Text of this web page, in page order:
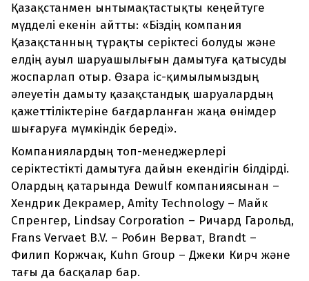
Қазақстанмен ынтымақтастықты кеңейтуге
мүдделі екенін айтты: «Біздің компания
Қазақстанның тұрақты серіктесі болуды және
елдің ауыл шаруашылығын дамытуға қатысуды
жоспарлап отыр. Өзара іс-қимылымыздың
әлеуетін дамыту қазақстандық шаруалардың
қажеттіліктеріне бағдарланған жаңа өнімдер
шығаруға мүмкіндік береді».
Компаниялардың топ-менеджерлері
серіктестікті дамытуға дайын екендігін білдірді.
Олардың қатарында Dewulf компаниясынан –
Хендрик Декрамер, Amity Technology – Майк
Спренгер, Lindsay Corporation – Ричард Гарольд,
Frans Vervaet B.V. – Робин Верват, Brandt –
Филип Коржчак, Kuhn Group – Джеки Кирч және
тағы да басқалар бар.